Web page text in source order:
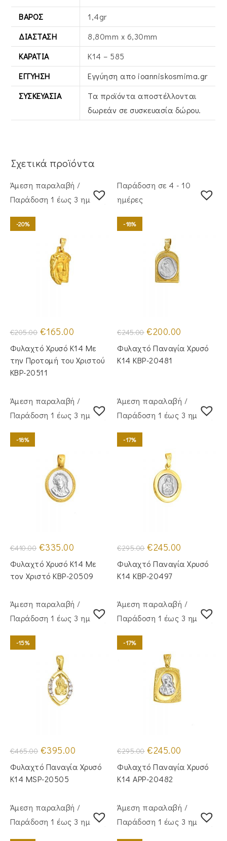
ΒΆΡΟΣ
1,4gr
ΔΙΆΣΤΑΣΗ
8,80mm x 6,30mm
ΚΑΡΆΤΙΑ
Κ14 – 585
ΕΓΓΎΗΣΗ
Εγγύηση απο ioanniskosmima.gr
ΣΥΣΚΕΥΑΣΊΑ
Τα προϊόντα αποστέλλονται
δωρεάν σε συσκευασία δώρου.
Σχετικά προϊόντα
Άμεση παραλαβή /
Παράδoση 1 έως 3 ημέρες
-20%
€205.00 Original
price
was:
€205.00.
€165.00
τιμή
είναι:
€165.00.
Φυλαχτό Χρυσό Κ14 Με
την Προτομή του Χριστού
KBP-20511
Παράδοση σε 4 - 10
ημέρες
-18%
€245.00 Original
price
was:
€245.00.
€200.00
τιμή
είναι:
Φυλαχτό Παναγία Χρυσό
Κ14 KBP-20481
Άμεση παραλαβή /
Παράδoση 1 έως 3 ημέρες
-18%
€410.00 Original
price
was:
€410.00.
€335.00
τιμή
είναι:
€335.00.
Φυλαχτό Χρυσό Κ14 Με
τον Χριστό KBP-20509
Άμεση παραλαβή /
Παράδoση 1 έως 3 ημέρες
-17%
€295.00 Original
price
was:
€295.00.
€245.00
τιμή
είναι:
Φυλαχτό Παναγία Χρυσό
Κ14 KBP-20497
Άμεση παραλαβή /
Παράδoση 1 έως 3 ημέρες
-15%
€465.00 Original
price
was:
€465.00.
€395.00
τιμή
είναι:
Φυλαχτό Παναγία Χρυσό
Κ14 MSP-20505
Άμεση παραλαβή /
Παράδoση 1 έως 3 ημέρες
-17%
€295.00 Original
price
was:
€295.00.
€245.00
τιμή
είναι:
Φυλαχτό Παναγία Χρυσό
Κ14 APP-20482
Άμεση παραλαβή /
Παράδoση 1 έως 3 ημέρες
Άμεση παραλαβή /
Παράδoση 1 έως 3 ημέρες